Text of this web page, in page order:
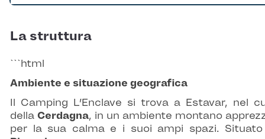
La struttura
```html
Ambiente e situazione geografica
Il Camping L’Enclave si trova a Estavar, nel
della Cerdagna, in un ambiente montano
per la sua calma e i suoi ampi spazi.